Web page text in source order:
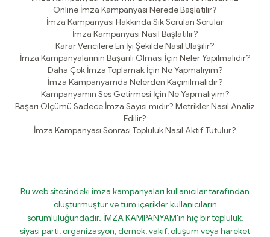
Online İmza Kampanyası Nerede Başlatılır?
İmza Kampanyası Hakkında Sık Sorulan Sorular
İmza Kampanyası Nasıl Başlatılır?
Karar Vericilere En İyi Şekilde Nasıl Ulaşılır?
İmza Kampanyalarının Başarılı Olması İçin Neler Yapılmalıdır?
Daha Çok İmza Toplamak İçin Ne Yapmalıyım?
İmza Kampanyamda Nelerden Kaçınılmalıdır?
Kampanyamın Ses Getirmesi İçin Ne Yapmalıyım?
Başarı Ölçümü Sadece İmza Sayısı mıdır? Metrikler Nasıl Analiz
Edilir?
İmza Kampanyası Sonrası Topluluk Nasıl Aktif Tutulur?
Bu web sitesindeki imza kampanyaları kullanıcılar tarafından
oluşturmuştur ve tüm içerikler kullanıcıların
sorumluluğundadır. İMZA KAMPANYAM'ın hiç bir topluluk,
siyasi parti, organizasyon, dernek, vakıf, oluşum veya hareket